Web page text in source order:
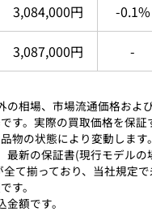
3,084,000円 -0.1%
3,087,000円 -
の相場、市場流通価格およ
す。実際の買取価格を保
物の状態により変動します。
最新の保証書(現行モデルの
て揃っており、当社規定
す。
額です。